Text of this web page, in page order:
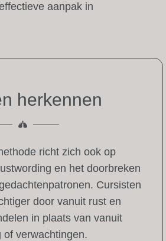
aanpak in
herkennen
richt zich ook op
en het doorbreken
Cursisten
door vanuit rust en
in plaats van vanuit
of verwachtingen.